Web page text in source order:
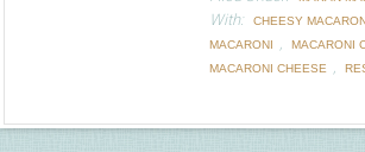
With:
CHEESY
MACARONI
, MACARONI
MACARONI CHEESE
,